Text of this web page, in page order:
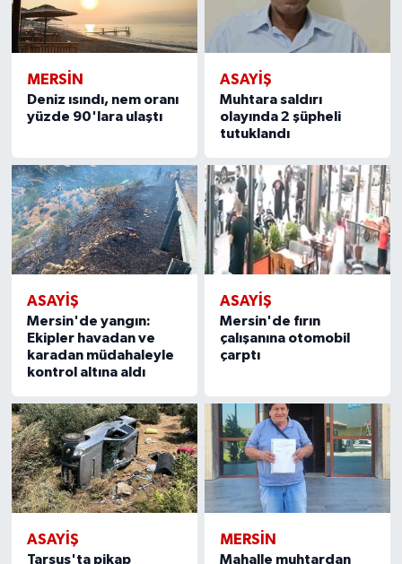
MERSIN
Deniz ısındı, nem oranı
yüzde 90'lara ulaştı
ASAYİŞ
Muhtara saldırı
olayında 2 şüpheli
tutuklandı
ASAYİŞ
Mersin'de yangın:
Ekipler havadan ve
karadan müdahaleyle
kontrol altına aldı
ASAYİŞ
Mersin'de fırın
çalışanına otomobil
çarptı
ASAYİŞ
Tarsus'ta pikap
MERSIN
Mahalle muhtardan